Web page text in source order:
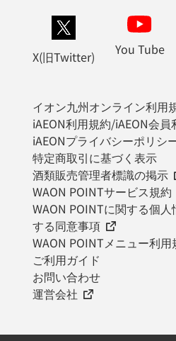
X(旧Twitter) You Tube
イオン九州オンライン利用
iAEON利用規約/iAEON会員
iAEONプライバシーポリシ
特定商取引に基づく表示
酒類販売管理者標識の掲示
WAON POINTサービス規約
WAON POINTに関する個
する同意事項
WAON POINTメニュー利用
ご利用ガイド
お問い合わせ
運営会社